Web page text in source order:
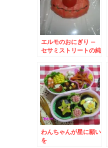
エルモのおにぎり –
セサミストリートの純
わんちゃんが星に願い
を